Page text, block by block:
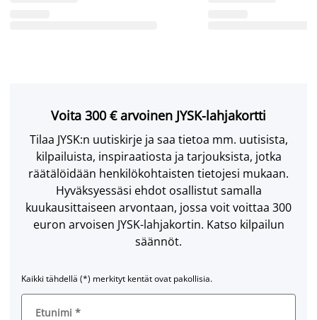
Voita 300 € arvoinen JYSK-lahjakortti
Tilaa JYSK:n uutiskirje ja saa tietoa mm. uutisista,
kilpailuista, inspiraatiosta ja tarjouksista, jotka
räätälöidään henkilökohtaisten tietojesi mukaan.
Hyväksyessäsi ehdot osallistut samalla
kuukausittaiseen arvontaan, jossa voit voittaa 300
euron arvoisen JYSK-lahjakortin. Katso kilpailun
säännöt.
Kaikki tähdellä (*) merkityt kentät ovat pakollisia.
Etunimi *